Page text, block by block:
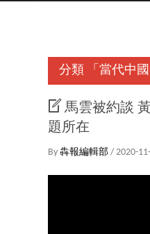
分類 「當代中國
馬雲被約談
題所在
By 犇報編輯部 / 2020-